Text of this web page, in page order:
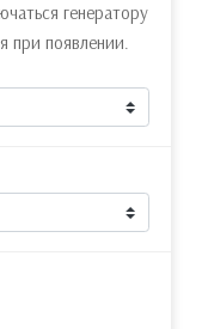
генератору
при появлении.